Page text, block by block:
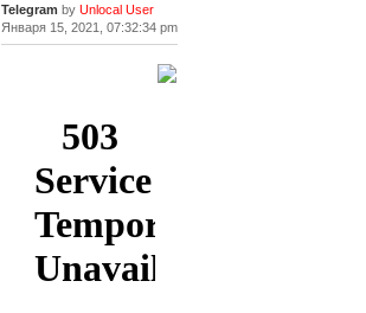
Telegram by Unlocal User
Января 15, 2021, 07:32:34 pm